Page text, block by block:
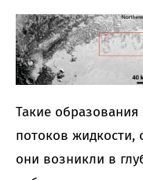
Такие
потоков жидкости,
они возникли в